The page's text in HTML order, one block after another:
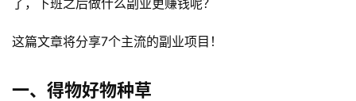
了，下班之后做什么副业更赚钱呢？
这篇文章将分享7个主流的副业项目！
一、得物好物种草